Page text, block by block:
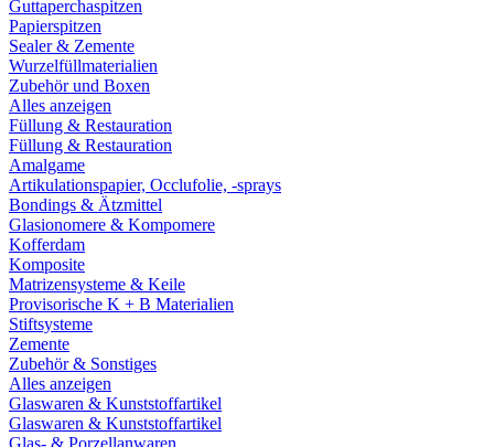
Guttaperchaspitzen
Papierspitzen
Sealer & Zemente
Wurzelfüllmaterialien
Zubehör und Boxen
Alles anzeigen
Füllung & Restauration
Füllung & Restauration
Amalgame
Artikulationspapier, Occlufolie, -sprays
Bondings & Ätzmittel
Glasionomere & Kompomere
Kofferdam
Komposite
Matrizensysteme & Keile
Provisorische K + B Materialien
Stiftsysteme
Zemente
Zubehör & Sonstiges
Alles anzeigen
Glaswaren & Kunststoffartikel
Glaswaren & Kunststoffartikel
Glas- & Porzellanwaren